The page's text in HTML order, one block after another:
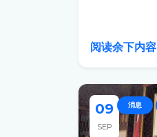
阅读余下内容
09
SEP
消息